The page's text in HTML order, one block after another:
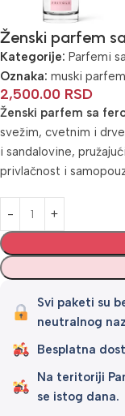
Ženski parfem
Kategorije: Parfemi
Oznaka: muski
2,500.00 RSD
Ženski parfem sa
svežim, cvetnim i
i sandalovine,
privlačnost i
Alternative:
Svi paketi su
neutralnog
Besplatna
Na teritoriji
se istog dana.